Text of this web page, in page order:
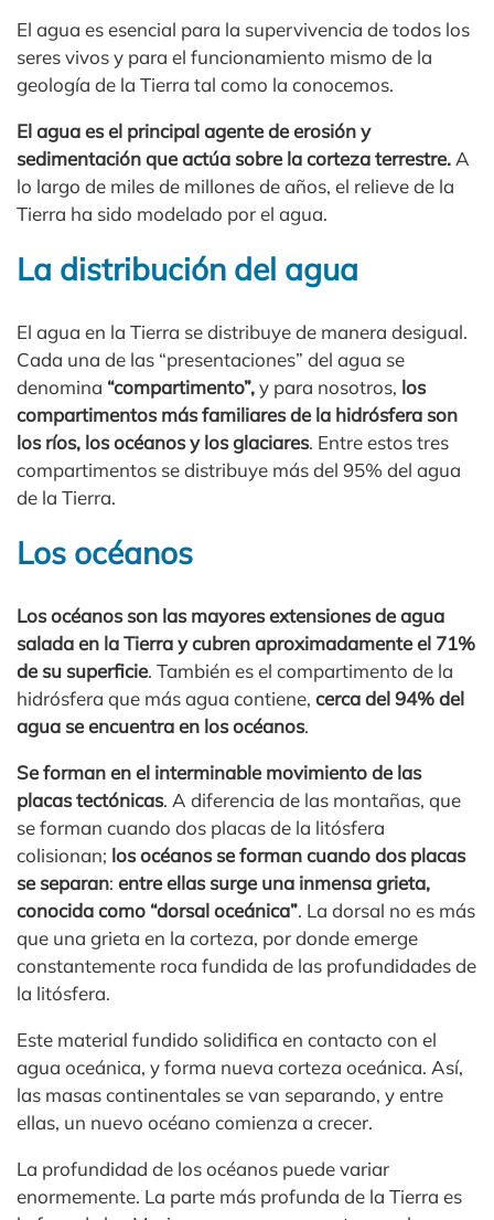
El agua es esencial para la supervivencia de todos los
seres vivos y para el funcionamiento mismo de la
geología de la Tierra tal como la conocemos.
El agua es el principal agente de erosión y
sedimentación que actúa sobre la corteza terrestre. A
lo largo de miles de millones de años, el relieve de la
Tierra ha sido modelado por el agua.
La distribución del agua
El agua en la Tierra se distribuye de manera desigual.
Cada una de las “presentaciones” del agua se
denomina “compartimento”,y para nosotros, los
compartimentos más familiares de la hidrósfera son
los ríos, los océanos y los glaciares. Entre estos tres
compartimentos se distribuye más del 95% del agua
de la Tierra.
Los océanos
Los océanos son las mayores extensiones de agua
salada en la Tierra y cubren aproximadamente el 71%
de su superficie. También es el compartimento de la
hidrósfera que más agua contiene, cerca del 94% del
agua se encuentra en los océanos.
Se forman en el interminable movimiento de las
placas tectónicas. A diferencia de las montañas, que
se forman cuando dos placas de la litósfera
colisionan; los océanos se forman cuando dos placas
se separan: entre ellas surge una inmensa grieta,
conocida como “dorsal oceánica”. La dorsal no es más
que una grieta en la corteza, por donde emerge
constantemente roca fundida de las profundidades de
la litósfera.
Este material fundido solidifica en contacto con el
agua oceánica, y forma nueva corteza oceánica. Así,
las masas continentales se van separando, y entre
ellas, un nuevo océano comienza a crecer.
La profundidad de los océanos puede variar
enormemente. La parte más profunda de la Tierra es